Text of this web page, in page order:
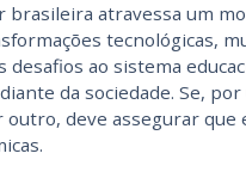
brasileira atravessa um
tecnológicas,
desafios ao sistema
da sociedade. Se,
outro, deve assegurar